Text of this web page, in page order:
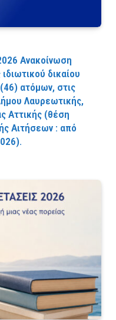
Ανακοίνωση
δικαίου
ατόμων, στις
Λαυρεωτικής,
Αττικής (θέση
Αιτήσεων : από